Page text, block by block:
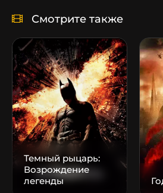
Смотрите также
Темный рыцарь:
Возрождение
легенды